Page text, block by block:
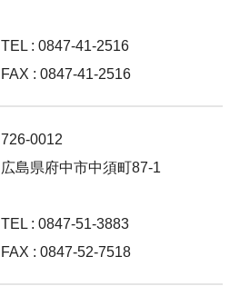
TEL : 0847-41-2516
FAX : 0847-41-2516
726-0012
広島県府中市中須町87-1
TEL : 0847-51-3883
FAX : 0847-52-7518